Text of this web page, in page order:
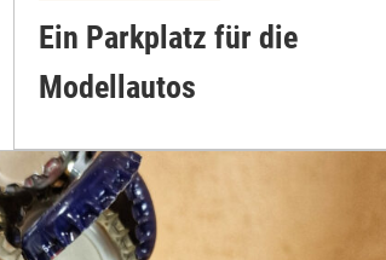
Ein Parkplatz für die
Modellautos